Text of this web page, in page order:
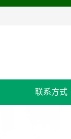
联系方式